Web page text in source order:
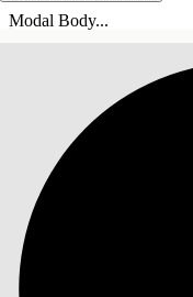
Modal Body...
ÍNDICE